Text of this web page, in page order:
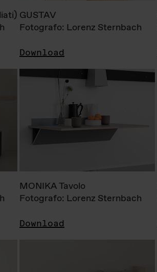
GUSTAV
Fotografo: Lorenz Sternbach
Download
MONIKA Tavolo
Fotografo: Lorenz Sternbach
Download